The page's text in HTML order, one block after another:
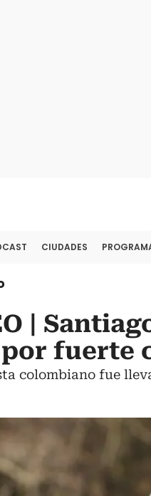
CIUDADES
|
fuerte
colombiano fue